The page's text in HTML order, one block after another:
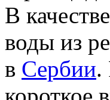
В
воды из
в Сербии.